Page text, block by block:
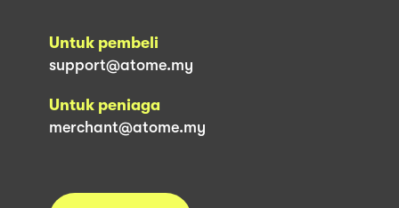
Untuk pembeli
support@atome.my
Untuk peniaga
merchant@atome.my